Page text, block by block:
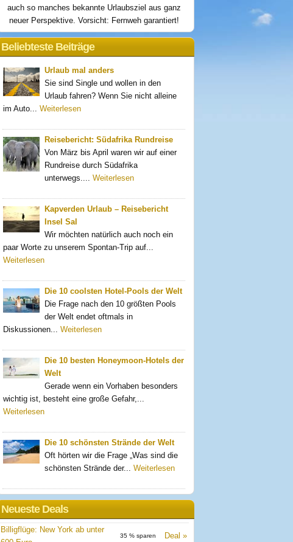
auch so manches bekannte Urlaubsziel aus ganz
neuer Perspektive. Vorsicht: Fernweh garantiert!
Beliebteste Beiträge
Urlaub mal anders
Sie sind Single und wollen in den
Urlaub fahren? Wenn Sie nicht alleine
im Auto... Weiterlesen
Reisebericht: Südafrika Rundreise
Von März bis April waren wir auf einer
Rundreise durch Südafrika
unterwegs.... Weiterlesen
Kapverden Urlaub – Reisebericht
Insel Sal
Wir möchten natürlich auch noch ein
paar Worte zu unserem Spontan-Trip auf...
Weiterlesen
Die 10 coolsten Hotel-Pools der Welt
Die Frage nach den 10 größten Pools
der Welt endet oftmals in
Diskussionen... Weiterlesen
Die 10 besten Honeymoon-Hotels der
Welt
Gerade wenn ein Vorhaben besonders
wichtig ist, besteht eine große Gefahr,...
Weiterlesen
Die 10 schönsten Strände der Welt
Oft hörten wir die Frage „Was sind die
schönsten Strände der... Weiterlesen
Neueste Deals
Billigflüge: New York ab unter
35 % sparen Deal